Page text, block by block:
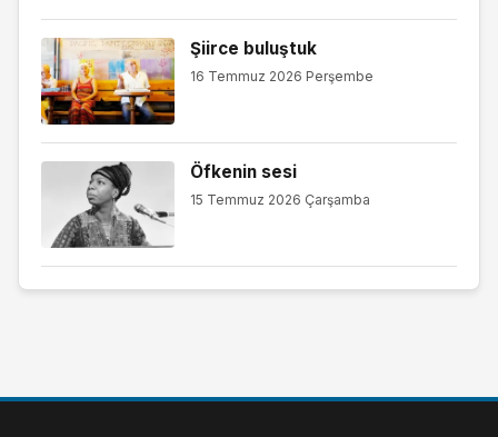
Şiirce buluştuk
16 Temmuz 2026 Perşembe
Öfkenin sesi
15 Temmuz 2026 Çarşamba